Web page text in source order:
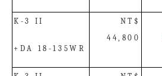
K-3 II
+DA 18-135WR
NT$
44,800